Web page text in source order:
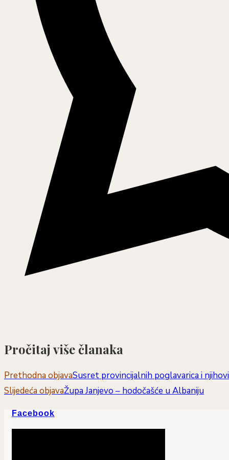
Pročitaj više članaka
Prethodna objavaSusret provincijalnih poglavarica i
Slijedeća objavaŽupa Janjevo – hodočašće u Albaniju
Facebook